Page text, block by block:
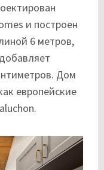
и построен
6 метров,
Дом
европейские